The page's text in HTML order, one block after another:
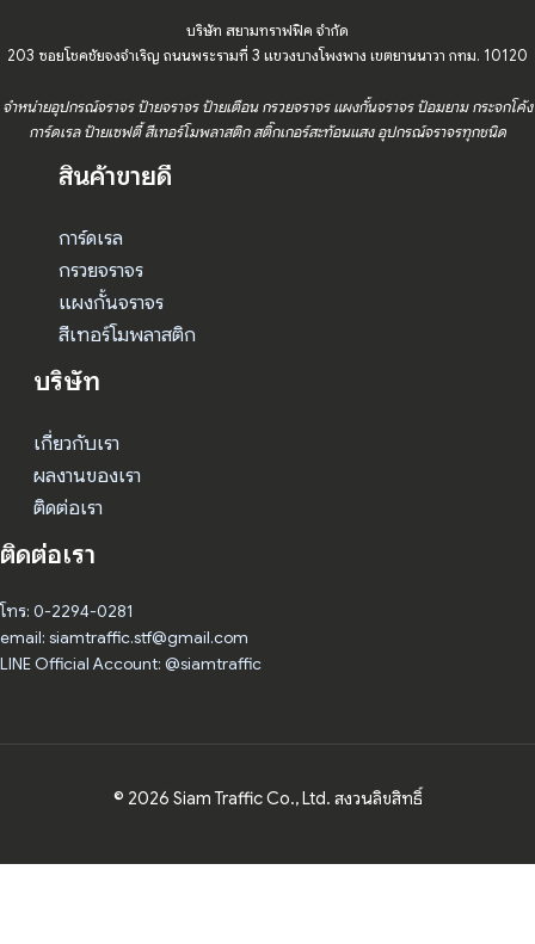
บริษัท สยามทราฟฟิค จำกัด
203 ซอยโชคชัยจงจำเริญ ถนนพระรามที่ 3 แขวงบางโพงพาง เขตยานนาวา กทม. 10120
จำหน่ายอุปกรณ์จราจร ป้ายจราจร ป้ายเตือน กรวยจราจร แผงกั้นจราจร ป้อมยาม กระจกโค้ง
การ์ดเรล ป้ายเซฟตี้ สีเทอร์โมพลาสติก สติ๊กเกอร์สะท้อนแสง อุปกรณ์จราจรทุกชนิด
สินค้าขายดี
การ์ดเรล
กรวยจราจร
แผงกั้นจราจร
สีเทอร์โมพลาสติก
บริษัท
เกี่ยวกับเรา
ผลงานของเรา
ติดต่อเรา
ติดต่อเรา
โทร: 0-2294-0281
email: siamtraffic.stf@gmail.com
LINE Official Account: @siamtraffic
© 2026 Siam Traffic Co., Ltd. สงวนลิขสิทธิ์